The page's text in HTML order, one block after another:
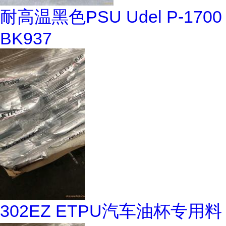
耐高温黑色PSU Udel P-1700
BK937
302EZ ETPU汽车油杯专用料